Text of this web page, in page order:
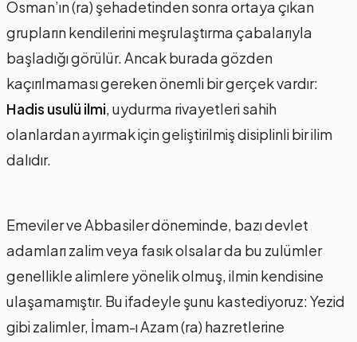
Osman’ın (ra) şehadetinden sonra ortaya çıkan
grupların kendilerini meşrulaştırma çabalarıyla
başladığı görülür. Ancak burada gözden
kaçırılmaması gereken önemli bir gerçek vardır:
Hadis usulü ilmi, uydurma rivayetleri sahih
olanlardan ayırmak için geliştirilmiş disiplinli bir ilim
dalıdır.
Emeviler ve Abbasiler döneminde, bazı devlet
adamları zalim veya fasık olsalar da bu zulümler
genellikle alimlere yönelik olmuş, ilmin kendisine
ulaşamamıştır. Bu ifadeyle şunu kastediyoruz: Yezid
gibi zalimler, İmam-ı Azam (ra) hazretlerine